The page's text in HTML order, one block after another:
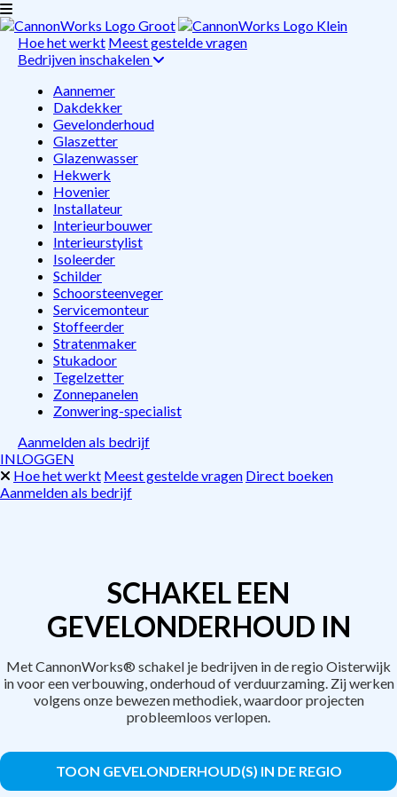
Hoe het werkt Meest gestelde vragen
Bedrijven inschakelen
Aannemer
Dakdekker
Gevelonderhoud
Glaszetter
Glazenwasser
Hekwerk
Hovenier
Installateur
Interieurbouwer
Interieurstylist
Isoleerder
Schilder
Schoorsteenveger
Servicemonteur
Stoffeerder
Stratenmaker
Stukadoor
Tegelzetter
Zonnepanelen
Zonwering-specialist
Aanmelden als bedrijf
INLOGGEN
Hoe het werkt Meest gestelde vragen Direct boeken
Aanmelden als bedrijf
SCHAKEL EEN
GEVELONDERHOUD IN
Met CannonWorks® schakel je bedrijven in de regio Oisterwijk
in voor een verbouwing, onderhoud of verduurzaming. Zij werken
volgens onze bewezen methodiek, waardoor projecten
probleemloos verlopen.
TOON GEVELONDERHOUD(S) IN DE REGIO